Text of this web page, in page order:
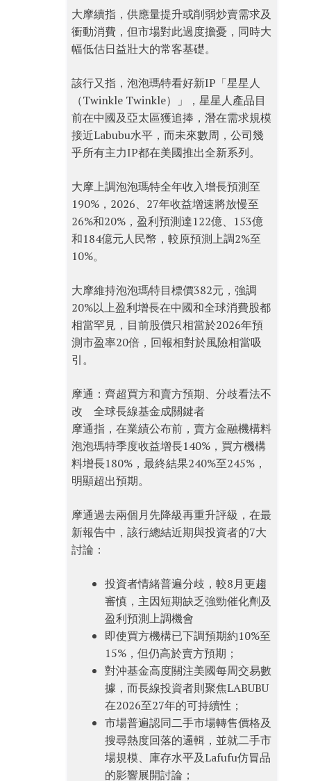
大摩續指，供應量提升或削弱炒賣需求及
衝動消費，但市場對此過度擔憂，同時大
幅低估日益壯大的常客基礎。
該行又指，泡泡瑪特看好新IP「星星人
（Twinkle Twinkle）」，星星人產品目
前在中國及亞太區獲追捧，潛在需求規模
接近Labubu水平，而未來數周，公司幾
乎所有主力IP都在美國推出全新系列。
大摩上調泡泡瑪特全年收入增長預測至
190%，2026、27年收益增速將放慢至
26%和20%，盈利預測達122億、153億
和184億元人民幣，較原預測上調2%至
10%。
大摩維持泡泡瑪特目標價382元，強調
20%以上盈利增長在中國和全球消費股都
相當罕見，目前股價只相當於2026年預
測市盈率20倍，回報相對於風險相當吸
引。
摩通：齊超買方和賣方預期、分歧看法不
改 全球長線基金成關鍵者
摩通指，在業績公布前，賣方金融機構料
泡泡瑪特季度收益增長140%，買方機構
料增長180%，最終結果240%至245%，
明顯超出預期。
摩通過去兩個月先降級再重升評級，在最
新報告中，該行總結近期與投資者的7大
討論：
投資者情緒普遍分歧，較8月更趨
審慎，主因短期缺乏強勁催化劑及
盈利預測上調機會
即使買方機構已下調預期約10%至
15%，但仍高於賣方預期；
對沖基金高度關注美國每周交易數
據，而長線投資者則聚焦LABUBU
在2026至27年的可持續性；
市場普遍認同二手市場轉售價格及
搜尋熱度回落的邏輯，並就二手市
場規模、庫存水平及Lafufu仿冒品
的影響展開討論；